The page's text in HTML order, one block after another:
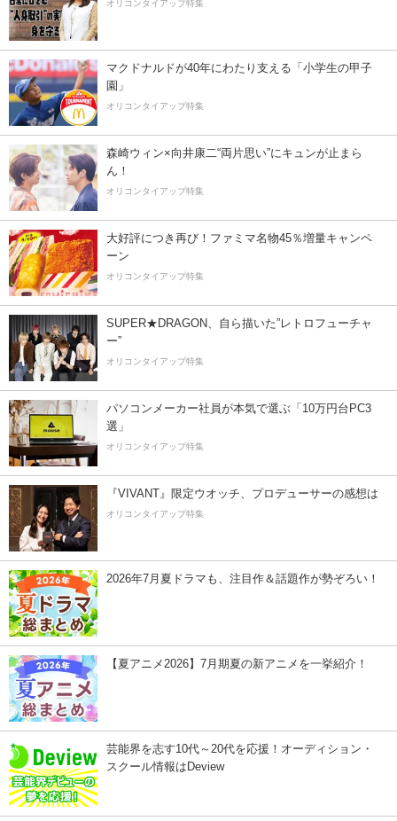
オリコンタイアップ特集
マクドナルドが40年にわたり支える「小学生の甲子
園」
オリコンタイアップ特集
森崎ウィン×向井康二“両片思い”にキュンが止まら
ん！
オリコンタイアップ特集
大好評につき再び！ファミマ名物45％増量キャンペ
ーン
オリコンタイアップ特集
SUPER★DRAGON、自ら描いた”レトロフューチャ
ー”
オリコンタイアップ特集
パソコンメーカー社員が本気で選ぶ「10万円台PC3
選」
オリコンタイアップ特集
『VIVANT』限定ウオッチ、プロデューサーの感想は
オリコンタイアップ特集
2026年7月夏ドラマも、注目作＆話題作が勢ぞろい！
【夏アニメ2026】7月期夏の新アニメを一挙紹介！
芸能界を志す10代～20代を応援！オーディション・
スクール情報はDeview